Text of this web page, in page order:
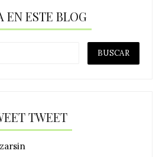
EN ESTE BLOG
TWEET